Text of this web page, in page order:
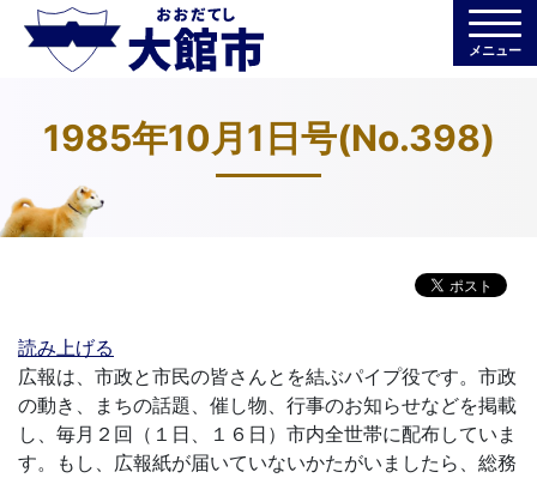
メニュー
1985年10月1日号(No.398)
読み上げる
広報は、市政と市民の皆さんとを結ぶパイプ役です。市政
の動き、まちの話題、催し物、行事のお知らせなどを掲載
し、毎月２回（１日、１６日）市内全世帯に配布していま
す。もし、広報紙が届いていないかたがいましたら、総務